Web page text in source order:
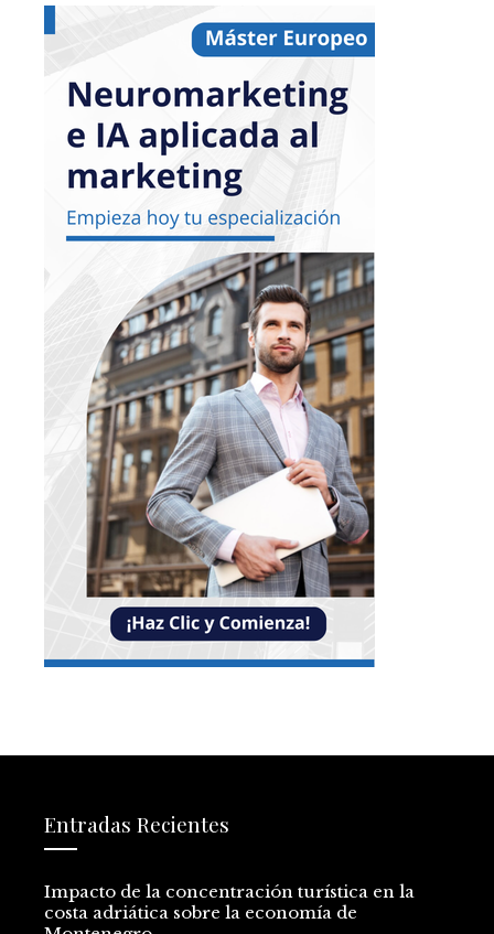
Entradas Recientes
Impacto de la concentración turística en la
costa adriática sobre la economía de